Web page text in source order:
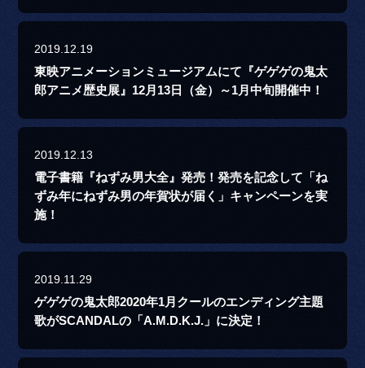
2019.12.19
東映アニメーションミュージアムにて『ゲゲゲの鬼太
郎アニメ歴史展』12月13日（金）～1月中旬開催中！
2019.12.13
電子書籍『ねずみ男大全』発売！発売を記念して「ね
ずみ年にねずみ男の年賀状が届く」キャンペーンを実
施！
2019.11.29
ゲゲゲの鬼太郎2020年1月クールのエンディング主題
歌がSCANDALの「A.M.D.K.J.」に決定！